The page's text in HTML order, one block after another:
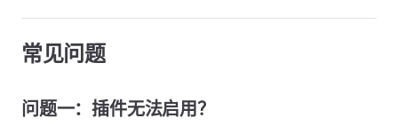
常见问题
问题一：插件无法启用？